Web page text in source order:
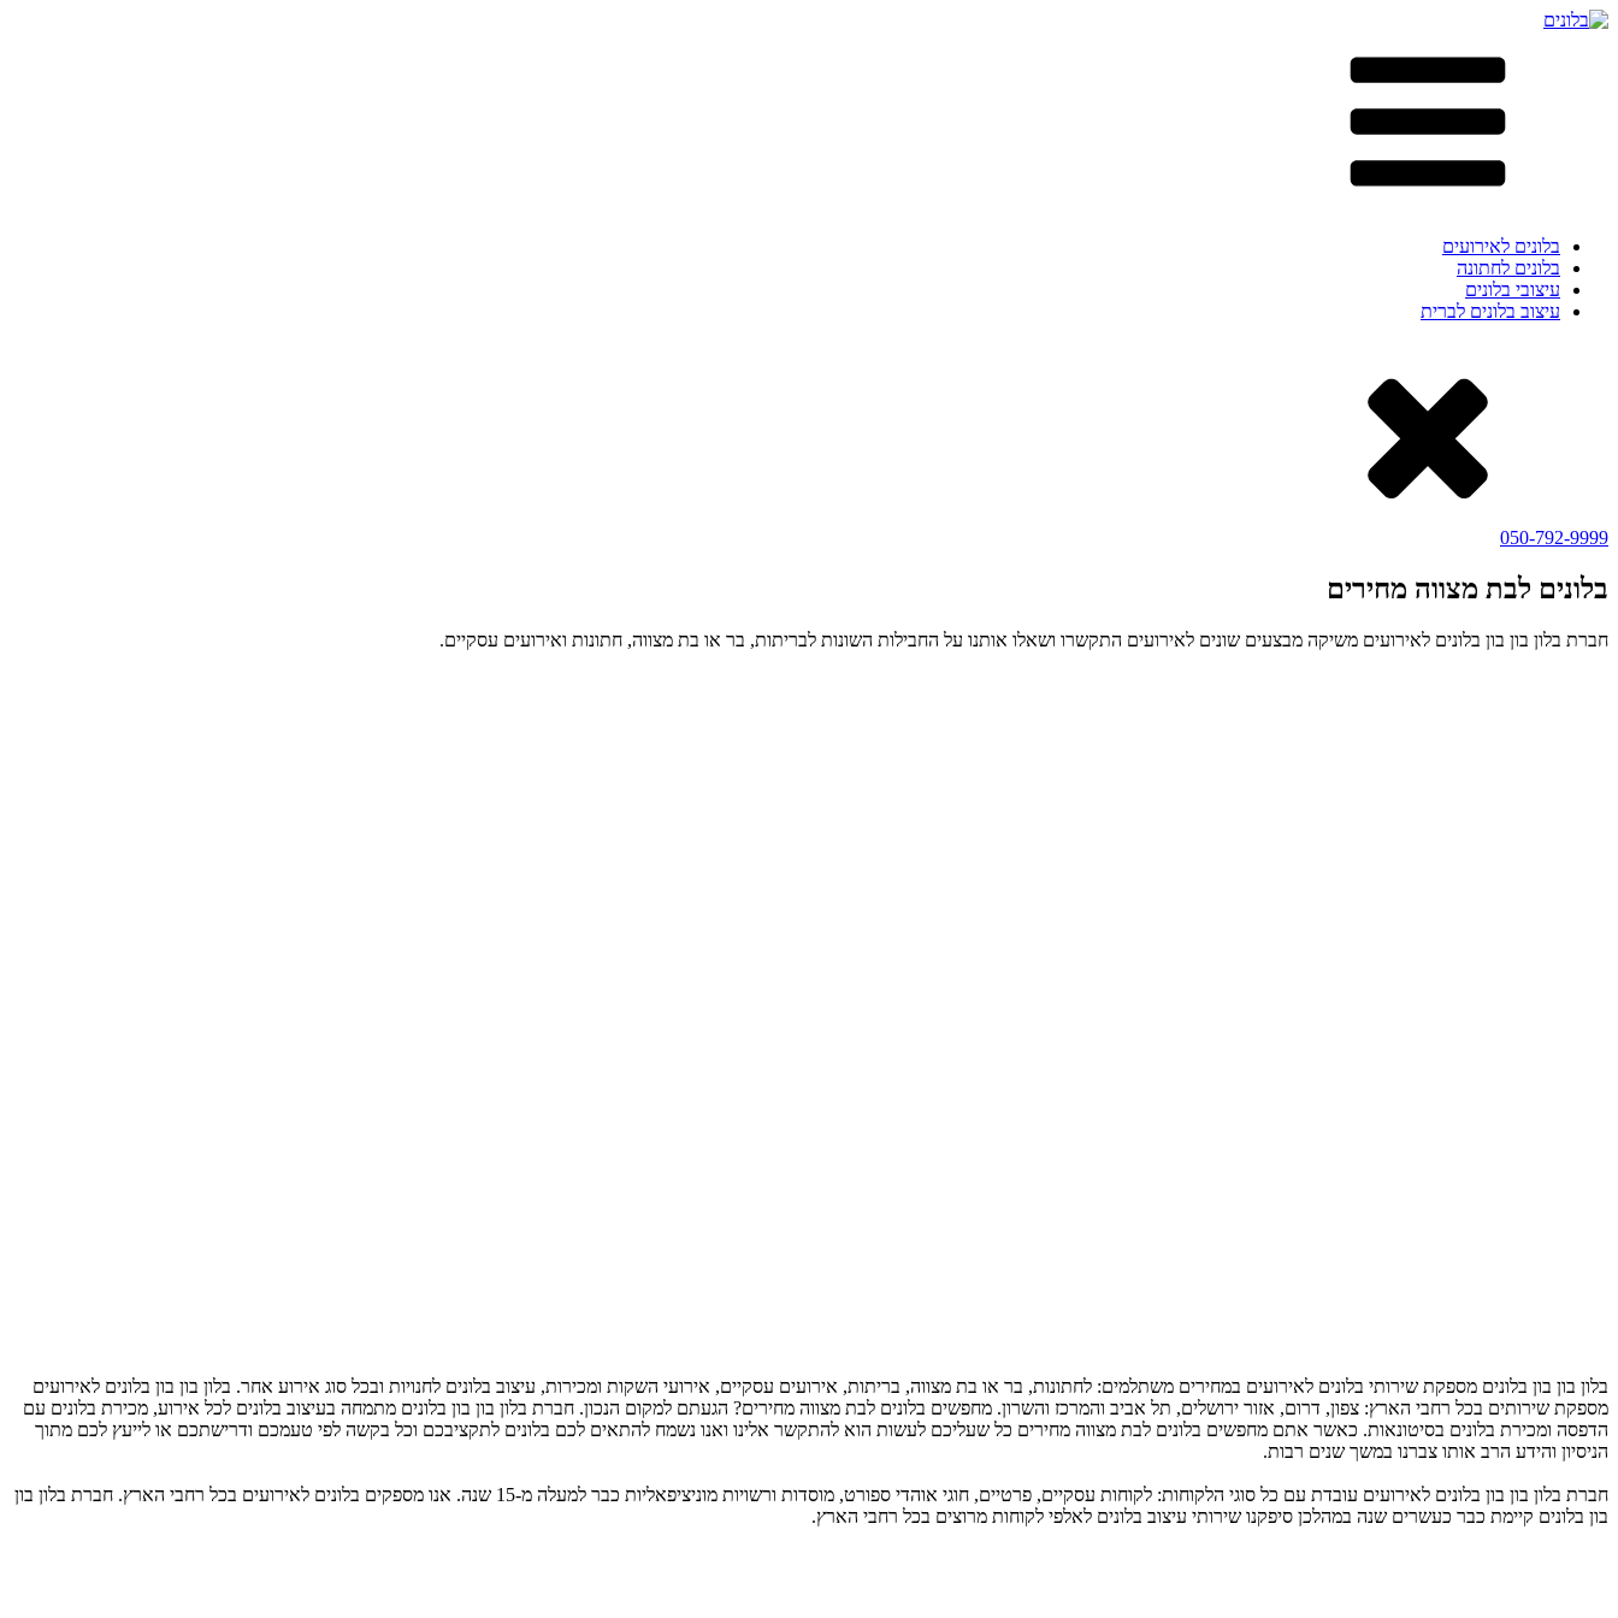
בלונים לאירועים
בלונים לחתונה
עיצובי בלונים
עיצוב בלונים לברית
050-792-9999
בלונים לבת מצווה מחירים
חברת בלון בון בון בלונים לאירועים משיקה מבצעים שונים לאירועים התקשרו ושאלו אותנו על החבילות השונות לבריתות, בר או בת מצווה, חתונות ואירועים עסקיים.
בלון בון בון בלונים מספקת שירותי בלונים לאירועים במחירים משתלמים: לחתונות, בר או בת מצווה, בריתות, אירועים עסקיים, אירועי השקות ומכירות, עיצוב בלונים לחנויות ובכל סוג אירוע אחר. בלון בון בון בלונים לאירועים
מספקת שירותים בכל רחבי הארץ: צפון, דרום, אזור ירושלים, תל אביב והמרכז והשרון. מחפשים בלונים לבת מצווה מחירים? הגעתם למקום הנכון. חברת בלון בון בון בלונים מתמחה בעיצוב בלונים לכל אירוע, מכירת בלונים עם
הדפסה ומכירת בלונים בסיטונאות. כאשר אתם מחפשים בלונים לבת מצווה מחירים כל שעליכם לעשות הוא להתקשר אלינו ואנו נשמח להתאים לכם בלונים לתקציבכם וכל בקשה לפי טעמכם ודרישתכם או לייעץ לכם מתוך
הניסיון והידע הרב אותו צברנו במשך שנים רבות.
חברת בלון בון בון בלונים לאירועים עובדת עם כל סוגי הלקוחות: לקוחות עסקיים, פרטיים, חוגי אוהדי ספורט, מוסדות ורשויות מוניציפאליות כבר למעלה מ-15 שנה. אנו מספקים בלונים לאירועים בכל רחבי הארץ. חברת בלון בון
בון בלונים קיימת כבר כעשרים שנה במהלכן סיפקנו שירותי עיצוב בלונים לאלפי לקוחות מרוצים בכל רחבי הארץ.